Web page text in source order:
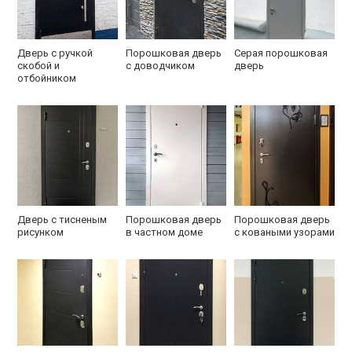
Дверь с ручкой
скобой и
отбойником
Порошковая дверь
с доводчиком
Серая порошковая
дверь
Дверь с тисненым
рисунком
Порошковая дверь
в частном доме
Порошковая дверь
с коваными узорами